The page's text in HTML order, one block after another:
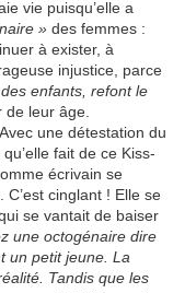
vie puisqu’elle a
» des femmes :
à exister, à
injustice, parce
enfants, refont le
de leur âge.
une détestation du
fait de ce Kiss-
écrivain se
cinglant ! Elle se
se vantait de baiser
une octogénaire dire
un petit jeune. La
Tandis que les